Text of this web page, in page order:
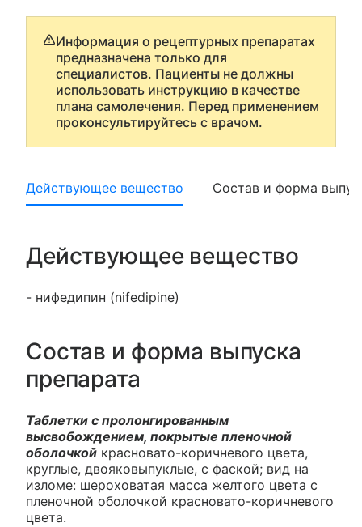
Информация о рецептурных препаратах
предназначена только для
специалистов. Пациенты не должны
использовать инструкцию в качестве
плана самолечения. Перед применением
проконсультируйтесь с врачом.
Действующее вещество Состав и форма
Действующее вещество
- нифедипин (nifedipine)
Состав и форма выпуска
препарата
Таблетки с пролонгированным
высвобождением, покрытые пленочной
оболочкой красновато-коричневого цвета,
круглые, двояковыпуклые, с фаской; вид на
изломе: шероховатая масса желтого цвета с
пленочной оболочкой красновато-коричневого
цвета.